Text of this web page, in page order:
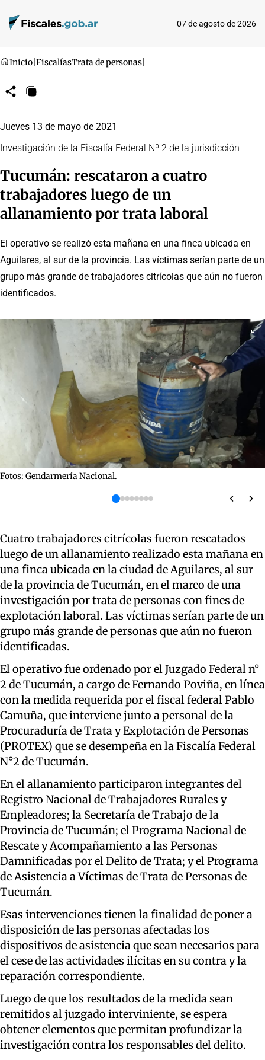
07 de agosto de 2026
Inicio FiscalíasTrata de personas
CompartirCopiar
Jueves 13 de mayo de 2021
Investigación de la Fiscalía Federal Nº 2 de la jurisdicción
Tucumán: rescataron a cuatro
trabajadores luego de un
allanamiento por trata laboral
El operativo se realizó esta mañana en una finca ubicada en
Aguilares, al sur de la provincia. Las víctimas serían parte de un
grupo más grande de trabajadores citrícolas que aún no fueron
identificados.
Fotos: Gendarmería Nacional.
Cuatro trabajadores citrícolas fueron rescatados
luego de un allanamiento realizado esta mañana en
una finca ubicada en la ciudad de Aguilares, al sur
de la provincia de Tucumán, en el marco de una
investigación por trata de personas con fines de
explotación laboral. Las víctimas serían parte de un
grupo más grande de personas que aún no fueron
identificadas.
El operativo fue ordenado por el Juzgado Federal n°
2 de Tucumán, a cargo de Fernando Poviña, en línea
con la medida requerida por el fiscal federal Pablo
Camuña, que interviene junto a personal de la
Procuraduría de Trata y Explotación de Personas
(PROTEX) que se desempeña en la Fiscalía Federal
N°2 de Tucumán.
En el allanamiento participaron integrantes del
Registro Nacional de Trabajadores Rurales y
Empleadores; la Secretaría de Trabajo de la
Provincia de Tucumán; el Programa Nacional de
Rescate y Acompañamiento a las Personas
Damnificadas por el Delito de Trata; y el Programa
de Asistencia a Víctimas de Trata de Personas de
Tucumán.
Esas intervenciones tienen la finalidad de poner a
disposición de las personas afectadas los
dispositivos de asistencia que sean necesarios para
el cese de las actividades ilícitas en su contra y la
reparación correspondiente.
Luego de que los resultados de la medida sean
remitidos al juzgado interviniente, se espera
obtener elementos que permitan profundizar la
investigación contra los responsables del delito.